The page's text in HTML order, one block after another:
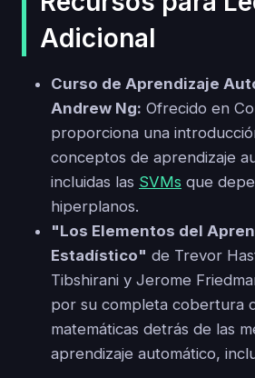
Adicional
Curso de Aprendizaje
Andrew Ng: Ofrecido en
proporciona una
conceptos de aprendizaje
incluidas las SVMs que
hiperplanos.
"Los Elementos del
Estadístico" de Trevor
Tibshirani y Jerome
por su completa cobertura
matemáticas detrás de las
aprendizaje automático,